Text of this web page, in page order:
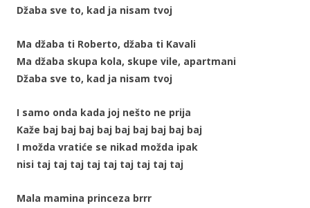
Džaba sve to, kad ja nisam tvoj
Ma džaba ti Roberto, džaba ti Kavali
Ma džaba skupa kola, skupe vile, apartmani
Džaba sve to, kad ja nisam tvoj
I samo onda kada joj nešto ne prija
Kaže baj baj baj baj baj baj baj baj baj
I možda vratiće se nikad možda ipak
nisi taj taj taj taj taj taj taj taj taj
Mala mamina princeza brrr